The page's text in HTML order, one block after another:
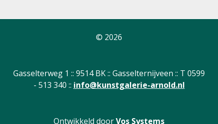
© 2026
Gasselterweg 1 :: 9514 BK :: Gasselternijveen :: T 0599
- 513 340 :: info@kunstgalerie-arnold.nl
Ontwikkeld doorVos Systems